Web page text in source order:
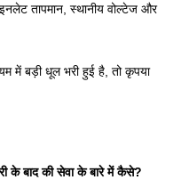
तापमान, स्थानीय वोल्टेज और
में बड़ी धूल भरी हुई है, तो कृपया
के बाद की सेवा के बारे में कैसे?